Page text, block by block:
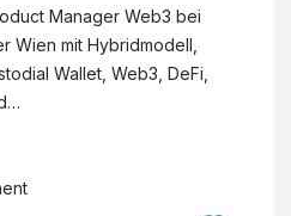
Manager Web3 bei
Wien mit Hybridmodell,
Wallet, Web3, DeFi,